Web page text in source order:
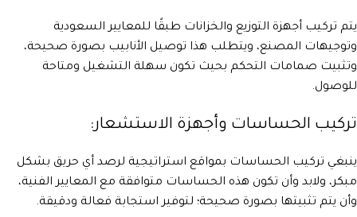
يتم تركيب أجهزة التوزيع والخزانات طبقًا للمعايير السعودية
وتوجيهات المصنع، ويتطلب هذا توصيل الأنابيب بصورة صحيحة،
وتثبيت صمامات التحكم بحيث تكون سهلة التشغيل ومتاحة
للوصول.
تركيب الحساسات وأجهزة الاستشعار:
ينبغي تركيب الحساسات بمواقع استراتيجية لرصد أي حريق بشكل
مبكر، ولابد وأن تكون هذه الحساسات متوافقة مع المعايير الفنية،
وأن يتم تثبيتها بصورة صحيحة؛ لتوفير استجابة فعالة ودقيقة.